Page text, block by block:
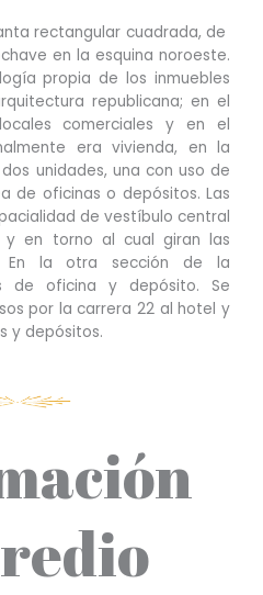
rectangular cuadrada, de
en la esquina noroeste.
propia de los inmuebles
republicana; en el
comerciales y en el
era vivienda, en la
unidades, una con uso de
de oficinas o depósitos. Las
de vestíbulo central
y en torno al cual giran las
En la otra sección de la
de oficina y depósito. Se
por la carrera 22 al hotel y
y depósitos.